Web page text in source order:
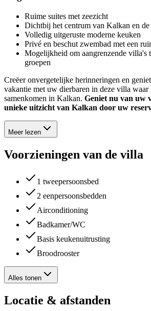
Ruime suites met zeezicht
Dichtbij het centrum van Kalkan en de
Volledig uitgeruste moderne keuken
Privé en beschut zwembad met een
Mogelijkheid om aangrenzende villa's
groepen
Creëer onvergetelijke herinneringen en
vakantie met uw dierbaren in deze villa
samenkomen in Kalkan. Geniet nu van uw
unieke uitzicht van Kalkan door uw
Meer lezen
Voorzieningen van de villa
1 tweepersoonsbed
2 eenpersoonsbedden
Airconditioning
Badkamer/WC
Basis keukenuitrusting
Broodrooster
Alles tonen
Locatie & afstanden